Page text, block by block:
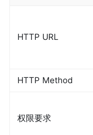
HTTP URL
HTTP Method
权限要求